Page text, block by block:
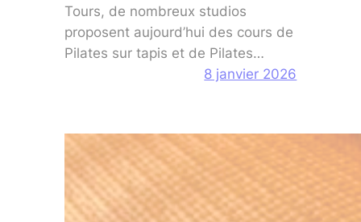
Tours, de nombreux studios
proposent aujourd’hui des cours de
Pilates sur tapis et de Pilates…
8 janvier 2026